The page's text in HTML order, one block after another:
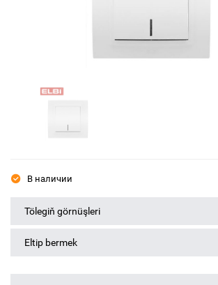
В наличии
Tölegiň görnüşleri
Eltip bermek